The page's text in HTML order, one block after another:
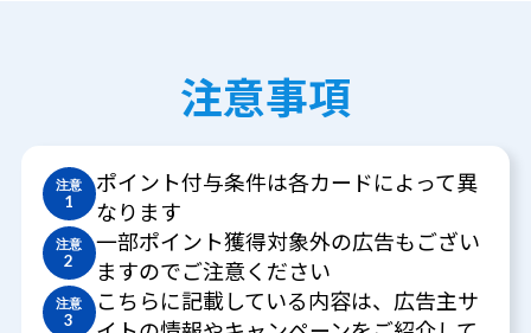
注意事項
注意
1
ポイント付与条件は各カードによって異
なります
注意
2
一部ポイント獲得対象外の広告もござい
ますのでご注意ください
注意
3
こちらに記載している内容は、広告主サ